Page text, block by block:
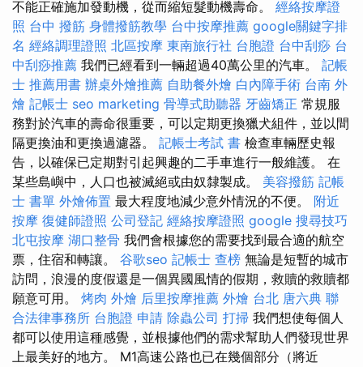
不能正確施加發動機，從而縮短髮動機壽命。 經絡按摩證
照 台中 撥筋 身體撥筋教學 台中按摩推薦 google關鍵字排
名 經絡調理證照 北區按摩 東南旅行社 台胞證 台中刮痧 台
中刮痧推薦 我們已經看到一輛超過40萬公里的汽車。 記帳
士 推薦用書 辦桌外燴推薦 自助餐外燴 白內障手術 台南 外
燴 記帳士 seo marketing 骨導式助聽器 牙齒矯正 常規服
務對於汽車的壽命很重要，可以定期更換獵犬組件，並以間
隔更換油和更換過濾器。 記帳士考試 書 檢查車輛歷史報
告，以確保已定期對引起興趣的二手車進行一般維護。 在
某些島嶼中，人口也被滅絕或由奴隸製成。 美容撥筋 記帳
士 書單 外燴佈置 最大程度地減少意外情況的不便。 附近
按摩 復健師證照 公司登記 經絡按摩證照 google 搜尋技巧
北屯按摩 湖口整骨 我們會根據您的需要找到最合適的航空
票，住宿和轉讓。 谷歌seo 記帳士 查榜 無論是短暫的城市
訪問，浪漫的度假還是一個異國風情的假期，救贖的救贖都
願意可用。 烤肉 外燴 后里按摩推薦 外燴 台北 唐六典 聯
合法律事務所 台胞證 申請 除蟲公司 打掃 我們想使每個人
都可以使用這種感覺，並根據他們的需求幫助人們發現世界
上最美好的地方。 M1高速公路也已在幾個部分（將近